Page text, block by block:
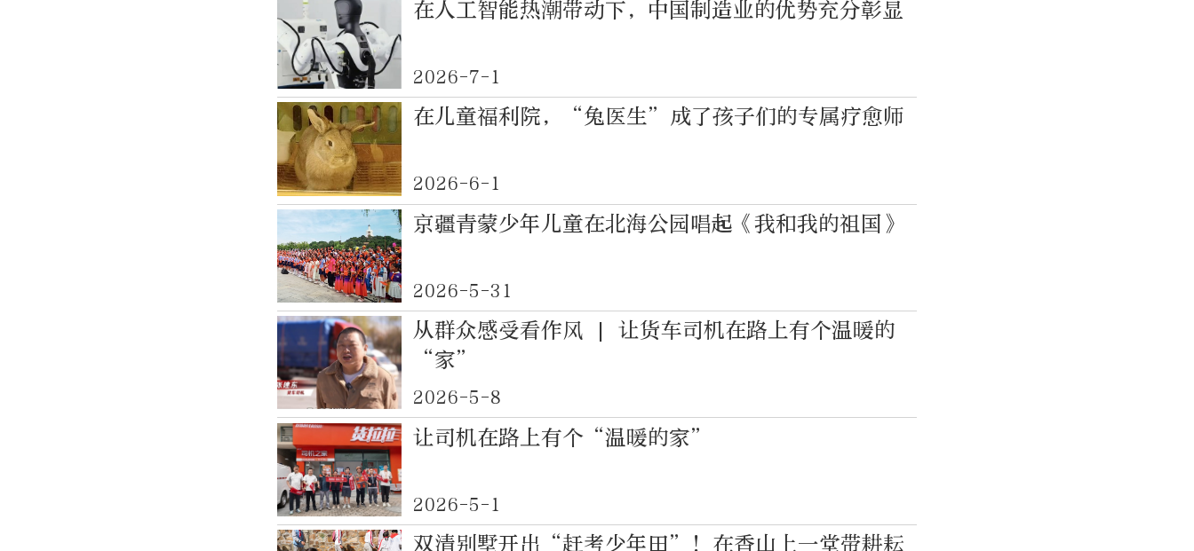
在人工智能热潮带动下，中国制造业的优势充分彰显
2026-7-1
在儿童福利院，“兔医生”成了孩子们的专属疗愈师
2026-6-1
京疆青蒙少年儿童在北海公园唱起《我和我的祖国》
2026-5-31
从群众感受看作风 | 让货车司机在路上有个温暖的
“家”
2026-5-8
让司机在路上有个“温暖的家”
2026-5-1
双清别墅开出“赶考少年田”！在香山上一堂带耕耘